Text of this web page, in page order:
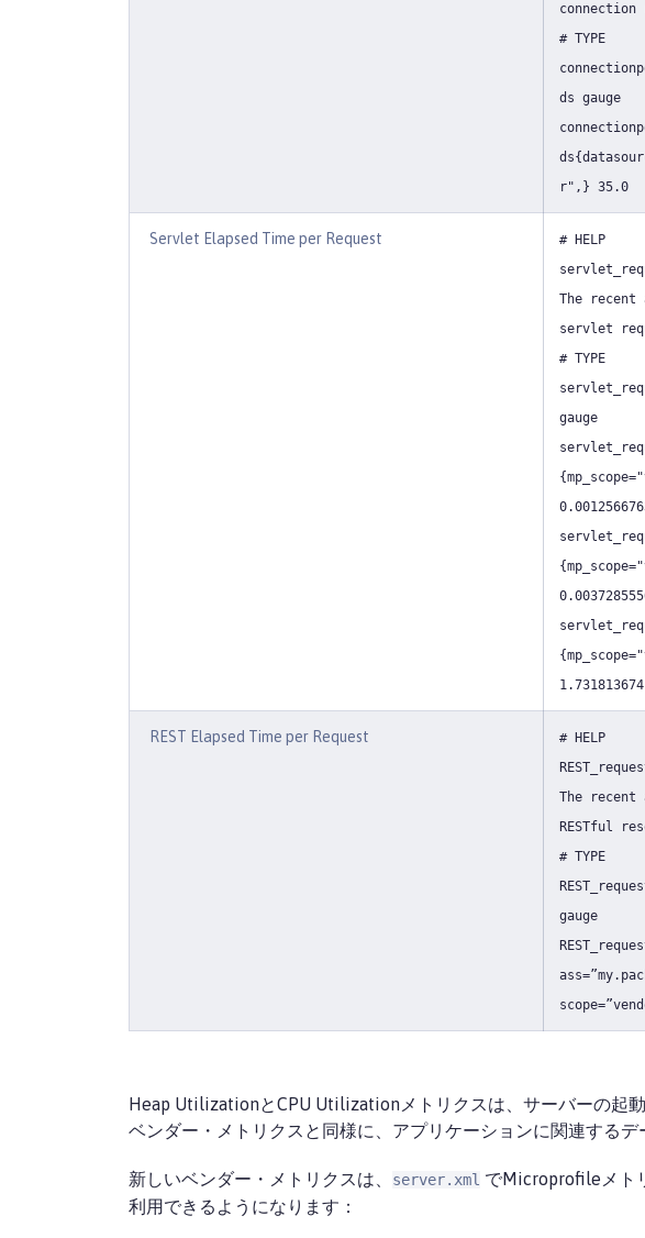
connection
# TYPE
ds gauge
r",} 35.0
Servlet Elapsed Time per Request
# HELP
The recent
servlet
# TYPE
gauge
1.731813674
REST Elapsed Time per Request
# HELP
The recent
RESTful
# TYPE
gauge
Heap UtilizationとCPU Utilizationメトリクスは、サーバーの起
ベンダー・メトリクスと同様に、アプリケーションに関連する
新しいベンダー・メトリクスは、 server.xml でMicroprofileメト
利用できるようになります：